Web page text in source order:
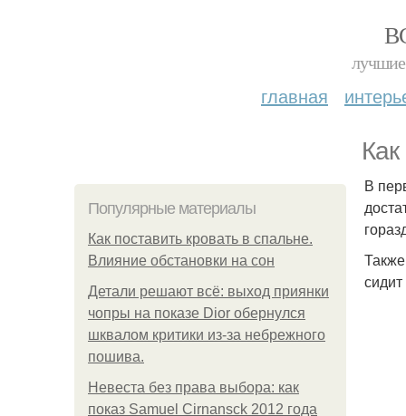
лучшие
главная
Популярные материалы
Как поставить кровать в спальне.
Влияние обстановки на сон
Детали решают всё: выход приянки
чопры на показе Dior обернулся
шквалом критики из-за небрежного
пошива.
Невеста без права выбора: как
показ Samuel Cirnansck 2012 года
В